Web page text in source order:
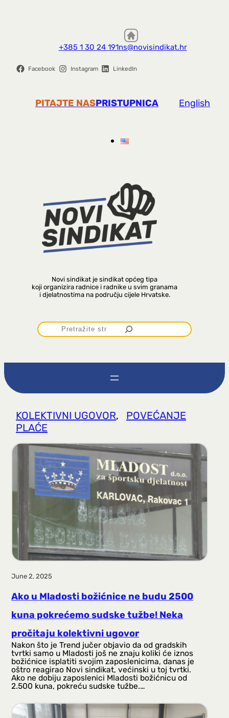
+385 1 30 24 191ns@novisindikat.hr
Facebook Instagram LinkedIn
PITAJTE NASPRISTUPNICA English
Novi sindikat je sindikat općeg tipa
koji organizira radnice i radnike u svim granama
i djelatnostima na području cijele Hrvatske.
P
r
t
r
a
g
a
KOLEKTIVNI UGOVOR,
POVEĆANJE
PLAĆE
June 2, 2025
Ako u Mladosti božićnice ne budu 2500
kuna pokrećemo sudske tužbe! Neka
pročitaju kolektivni ugovor
Nakon što je Trend jučer objavio da od gradskih
tvrtki samo u Mladosti još ne znaju koliki će iznos
božićnice isplatiti svojim zaposlenicima, danas je
oštro reagirao Novi sindikat, većinski u toj tvrtki.
Ako ne dobiju zaposlenici Mladosti božićnicu od
2.500 kuna, pokreću sudske tužbe.…